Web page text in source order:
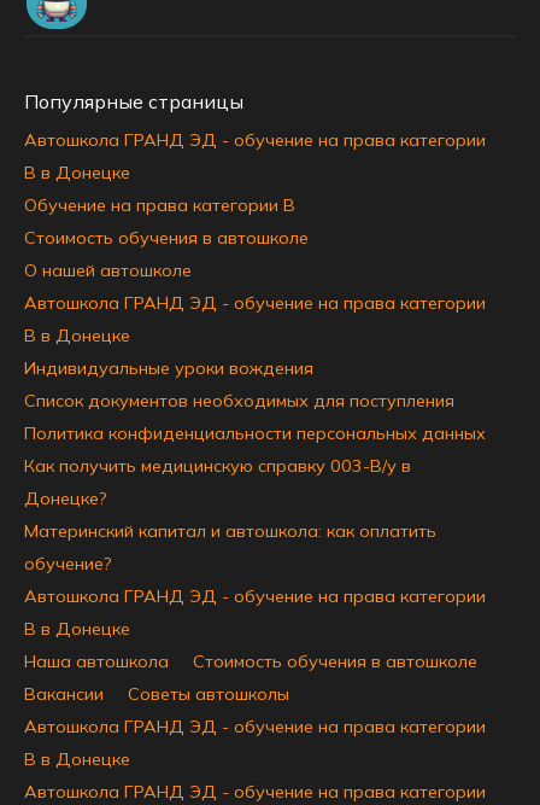
Популярные страницы
Автошкола ГРАНД ЭД - обучение на права категории
B в Донецке
Обучение на права категории B
Стоимость обучения в автошколе
О нашей автошколе
Автошкола ГРАНД ЭД - обучение на права категории
B в Донецке
Индивидуальные уроки вождения
Список документов необходимых для поступления
Политика конфиденциальности персональных данных
Как получить медицинскую справку 003-В/у в
Донецке?
Материнский капитал и автошкола: как оплатить
обучение?
Автошкола ГРАНД ЭД - обучение на права категории
B в Донецке
Наша автошкола
Стоимость обучения в автошколе
Вакансии
Советы автошколы
Автошкола ГРАНД ЭД - обучение на права категории
B в Донецке
Автошкола ГРАНД ЭД - обучение на права категории